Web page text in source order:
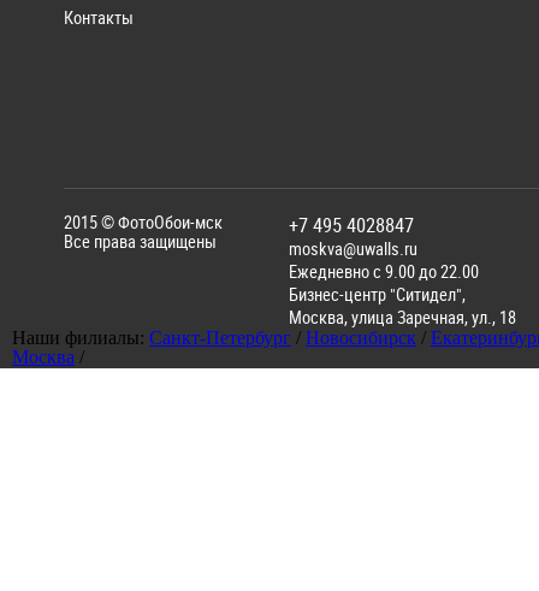
Контакты
2015 ©ФотоОбои-мск
Все права защищены
+7 495 4028847
moskva@uwalls.ru
Ежедневно с 9.00 до 22.00
Бизнес-центр "Ситидел",
Москва,улица Заречная, ул., 18
Наши филиалы: Санкт-Петербург / Новосибирск /
Москва /